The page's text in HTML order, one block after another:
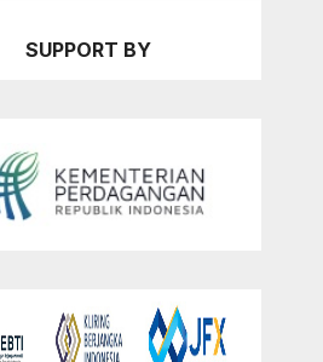
SUPPORT BY